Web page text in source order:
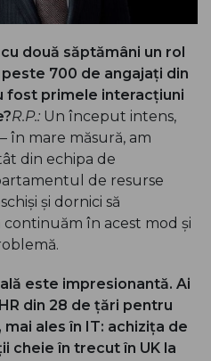
două săptămâni un rol
700 de angajați din
fost primele interacțiuni
R.P.: Un început intens,
în mare măsură, am
din echipa de
de resurse
și dornici să
continuăm în acest mod și
este impresionantă. Ai
din 28 de țări pentru
ales în IT: achizița de
cheie în trecutîn UK la